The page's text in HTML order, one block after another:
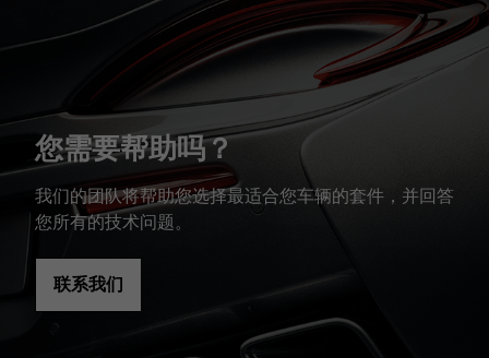
您需要帮助吗？
我们的团队将帮助您选择最适合您车辆的套件，并回答
您所有的技术问题。
联系我们